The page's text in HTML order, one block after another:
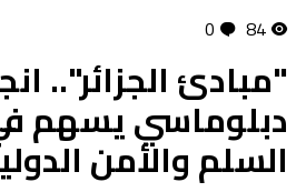
84
0
"مبادئ الجزائر"..
دبلوماسي يسهم
السلم والأمن